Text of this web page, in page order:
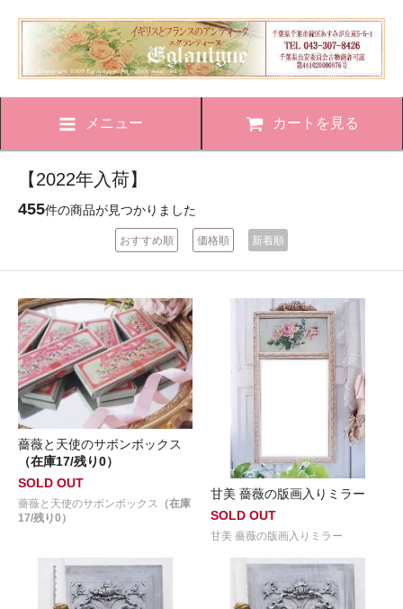
メニュー カートを見る
【2022年入荷】
455件の商品が見つかりました
おすすめ順 価格順 新着順
薔薇と天使のサボンボックス
（在庫17/残り0）
SOLD OUT
薔薇と天使のサボンボックス （在庫
17/残り0）
甘美 薔薇の版画入りミラー
SOLD OUT
甘美 薔薇の版画入りミラー